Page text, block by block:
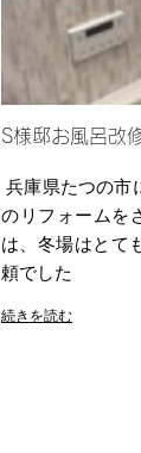
S様邸お風呂改
兵庫県たつの市
のリフォームを
は、冬場はとて
頼でした
続きを読む